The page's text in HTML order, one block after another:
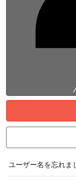
ユーザー名を忘れま